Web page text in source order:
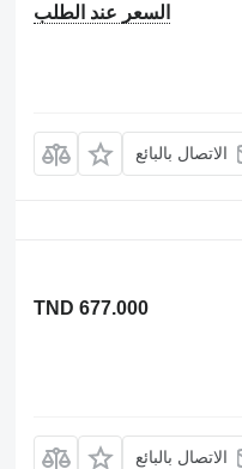
السعر عند الطلب
الاتصال بالبائع
TND 677.000
الاتصال بالبائع